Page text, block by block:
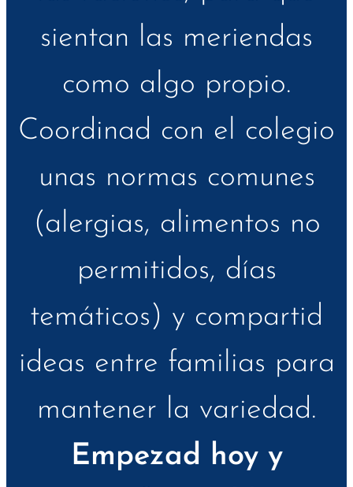
sientan las meriendas
como algo propio.
Coordinad con el colegio
unas normas comunes
(alergias, alimentos no
permitidos, días
temáticos) y compartid
ideas entre familias para
mantener la variedad.
Empezad hoy y